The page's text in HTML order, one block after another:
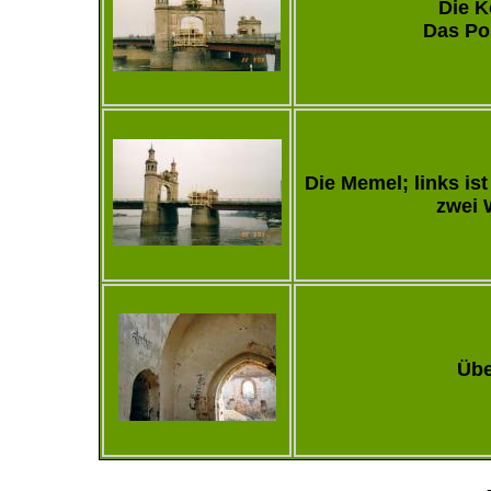
Die
Das
Die Memel; links
zwei